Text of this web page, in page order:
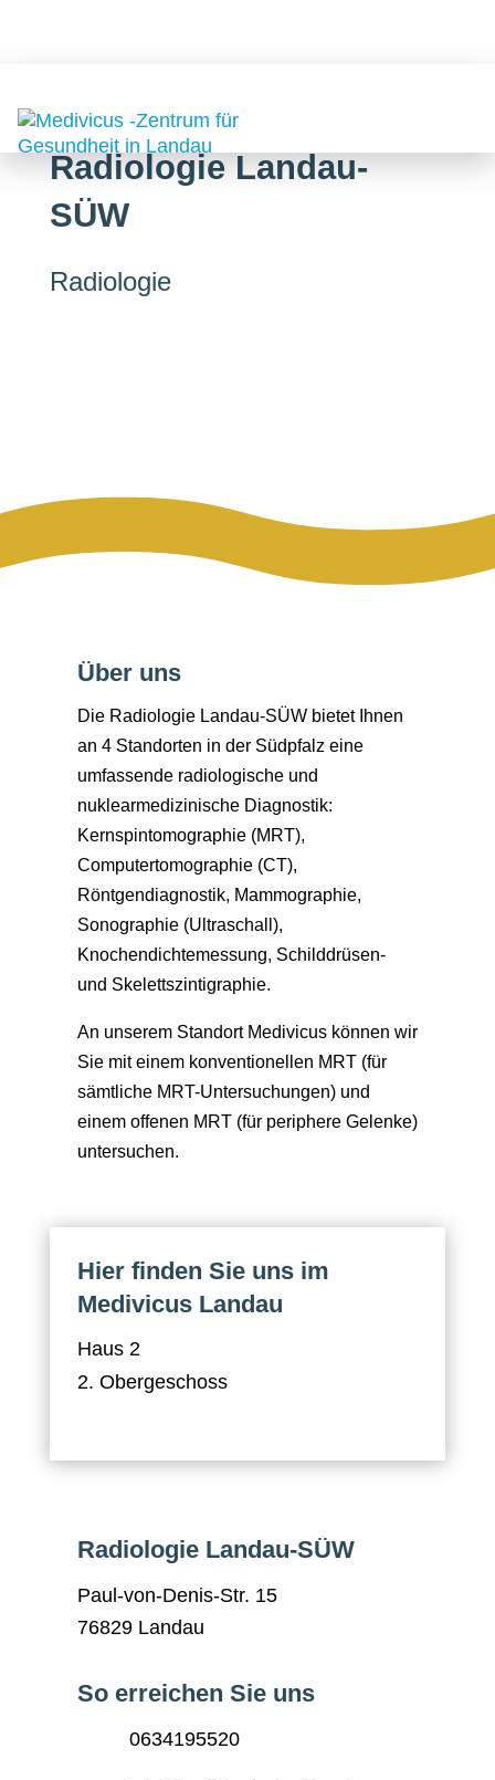
Radiologie Landau-
SÜW
Radiologie
Über uns
Die Radiologie Landau-SÜW bietet Ihnen
an 4 Standorten in der Südpfalz eine
umfassende radiologische und
nuklearmedizinische Diagnostik:
Kernspintomographie (MRT),
Computertomographie (CT),
Röntgendiagnostik, Mammographie,
Sonographie (Ultraschall),
Knochendichtemessung, Schilddrüsen-
und Skelettszintigraphie.
An unserem Standort Medivicus können wir
Sie mit einem konventionellen MRT (für
sämtliche MRT-Untersuchungen) und
einem offenen MRT (für periphere Gelenke)
untersuchen.
Hier finden Sie uns im
Medivicus Landau
Haus 2
2. Obergeschoss
Radiologie Landau-SÜW
Paul-von-Denis-Str. 15
76829 Landau
So erreichen Sie uns
0634195520